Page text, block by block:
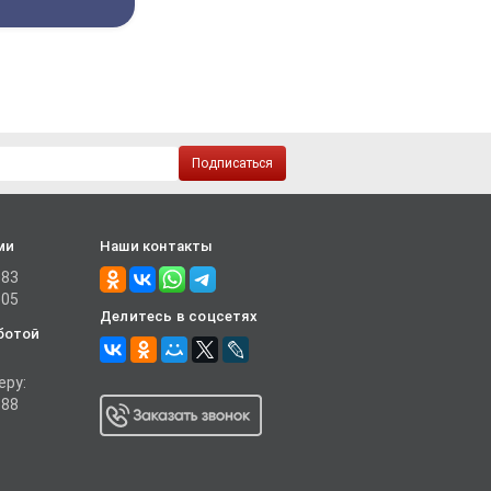
Подписаться
Наши контакты
Делитесь в соцсетях